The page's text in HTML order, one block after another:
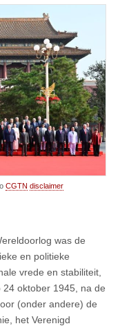
CGTN disclaimer
was de
en politieke
vrede en stabiliteit,
24 oktober 1945, na de
(onder andere) de
het Verenigd